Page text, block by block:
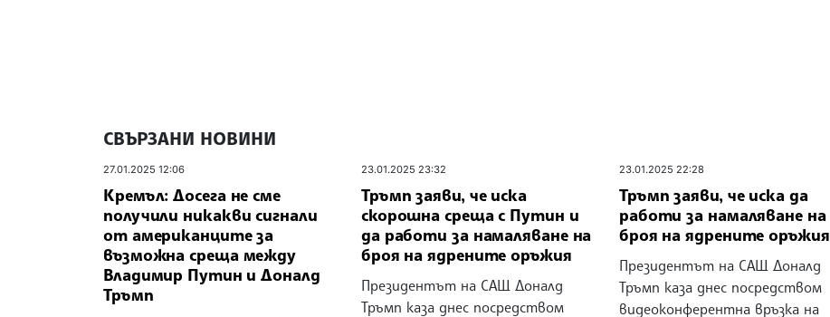
СВЪРЗАНИ НОВИНИ
27.01.2025 12:06
Кремъл: Досега не сме
получили никакви сигнали
от американците за
възможна среща между
Владимир Путин и Доналд
Тръмп
23.01.2025 23:32
Тръмп заяви, че иска
скорошна среща с Путин и
да работи за намаляване на
броя на ядрените оръжия
Президентът на САЩ Доналд
Тръмп каза днес посредством
23.01.2025 22:28
Тръмп заяви, че иска да
работи за намаляване на
броя на ядрените оръжия
Президентът на САЩ Доналд
Тръмп каза днес посредством
видеоконферентна връзка на